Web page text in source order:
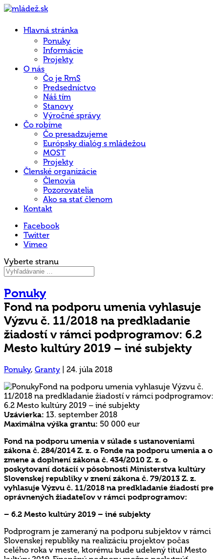
Hlavná stránka
Ponuky
Informácie
Projekty
O nás
Čo je RmS
Predsedníctvo
Náš tím
Stanovy
Výročné správy
Čo robíme
Čo presadzujeme
Európsky dialóg s mládežou
MOST
Projekty
Členské organizácie
Členovia
Pozorovatelia
Ako sa stať členom
Kontakt
Facebook
Twitter
Vimeo
Vyberte stranu
Ponuky
Fond na podporu umenia vyhlasuje
Výzvu č. 11/2018 na predkladanie
žiadostí v rámci podprogramov: 6.2
Mesto kultúry 2019 – iné subjekty
Ponuky, Granty 24. júla 2018
Uzávierka: 13. september 2018
Maximálna výška grantu: 50 000 eur
Fond na podporu umenia v súlade s ustanoveniami
zákona č. 284/2014 Z. z. o Fonde na podporu umenia a o
zmene a doplnení zákona č. 434/2010 Z. z. o
poskytovaní dotácií v pôsobnosti Ministerstva kultúry
Slovenskej republiky v znení zákona č. 79/2013 Z. z.
vyhlasuje Výzvu č. 11/2018 na predkladanie žiadostí pre
oprávnených žiadateľov v rámci podprogramov:
– 6.2 Mesto kultúry 2019 – iné subjekty
Podprogram je zameraný na podporu subjektov v rámci
Slovenskej republiky na realizáciu projektov počas
celého roka v meste, ktorému bude udelený titul Mesto